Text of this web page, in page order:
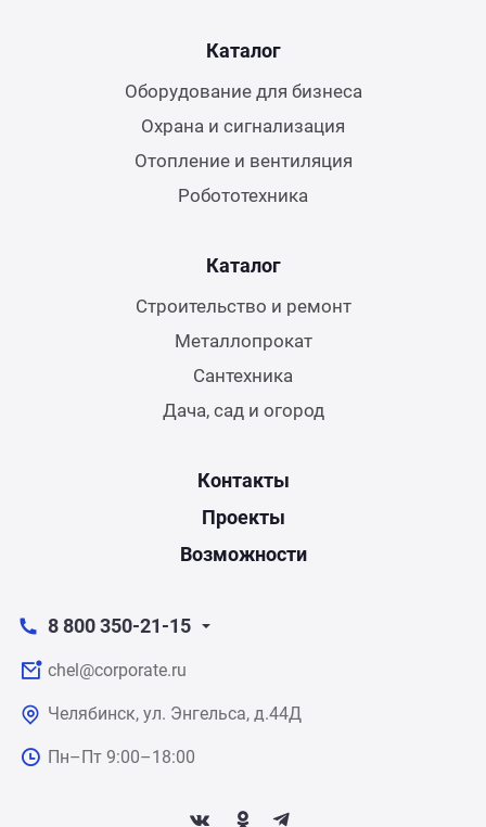
Каталог
Оборудование для бизнеса
Охрана и сигнализация
Отопление и вентиляция
Робототехника
Каталог
Строительство и ремонт
Металлопрокат
Сантехника
Дача, сад и огород
Контакты
Проекты
Возможности
8 800 350-21-15
chel@corporate.ru
Челябинск, ул. Энгельса, д.44Д
Пн–Пт 9:00–18:00